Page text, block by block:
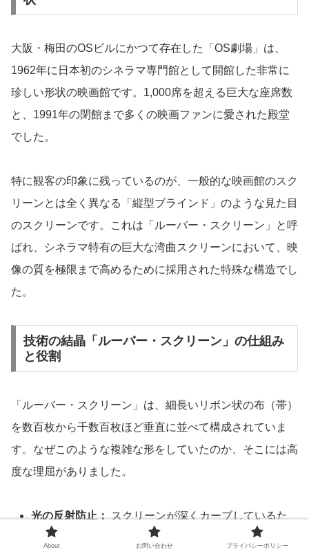
大阪・梅田のOSビルにかつて存在した「OS劇場」は、
1962年に日本初のシネラマ専門館として開館した非常に
珍しい形状の映画館です。1,000席を超える巨大な座席数
と、1991年の閉館まで多くの映画ファンに愛された殿堂
でした。
特に観客の印象に残っているのが、一般的な映画館のスク
リーンとは全く異なる「縦型ブラインド」のような見た目
のスクリーンです。これは「ルーバー・スクリーン」と呼
ばれ、シネラマ特有の巨大な湾曲スクリーンにおいて、映
像の質を極限まで高めるために採用された特殊な構造でし
た。
技術の結晶「ルーバー・スクリーン」の仕組み
と役割
「ルーバー・スクリーン」は、細長いリボン状の布（帯）
を数百枚から千数百枚ほど垂直に並べて構成されていま
す。なぜこのような複雑な形をしていたのか、そこには高
度な理屈がありました。
光の反射防止：スクリーンが深くカーブしているた
め、画面の端の光が反対側の端に反射して白っぽく
About お問い合わせ プライバシーポリシー